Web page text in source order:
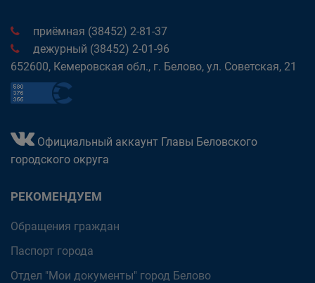
приёмная (38452) 2-81-37
дежурный (38452) 2-01-96
652600, Кемеровская обл., г. Белово, ул. Советская, 21
Официальный аккаунт Главы Беловского
городского округа
РЕКОМЕНДУЕМ
Обращения граждан
Паспорт города
Отдел "Мои документы" город Белово